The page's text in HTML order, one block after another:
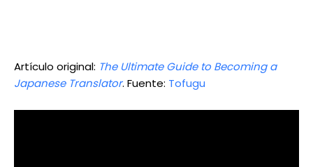
Artículo original: The Ultimate Guide to Becoming a
Japanese Translator. Fuente: Tofugu